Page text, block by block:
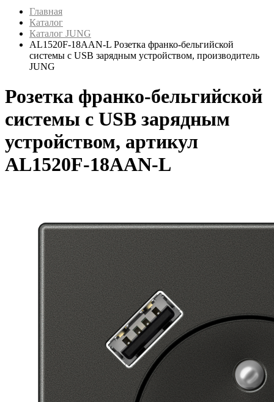
Главная
Каталог
Каталог JUNG
AL1520F-18AAN-L Розетка франко-бельгийской
системы c USB зарядным устройством, производитель
JUNG
Розетка франко-бельгийской
системы c USB зарядным
устройством, артикул
AL1520F-18AAN-L